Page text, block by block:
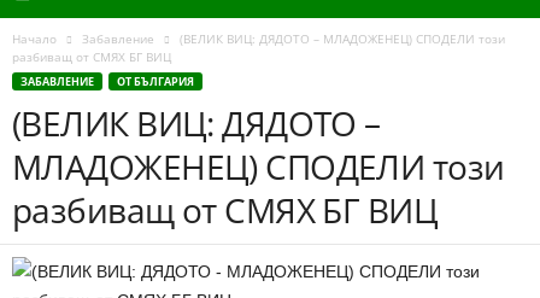
Начало Забавление
(ВЕЛИК ВИЦ: ДЯДОТО – МЛАДОЖЕНЕЦ) СПОДЕЛИ този
разбиващ от СМЯХ БГ ВИЦ
ЗАБАВЛЕНИЕ ОТ БЪЛГАРИЯ
(ВЕЛИК ВИЦ: ДЯДОТО –
МЛАДОЖЕНЕЦ) СПОДЕЛИ този
разбиващ от СМЯХ БГ ВИЦ